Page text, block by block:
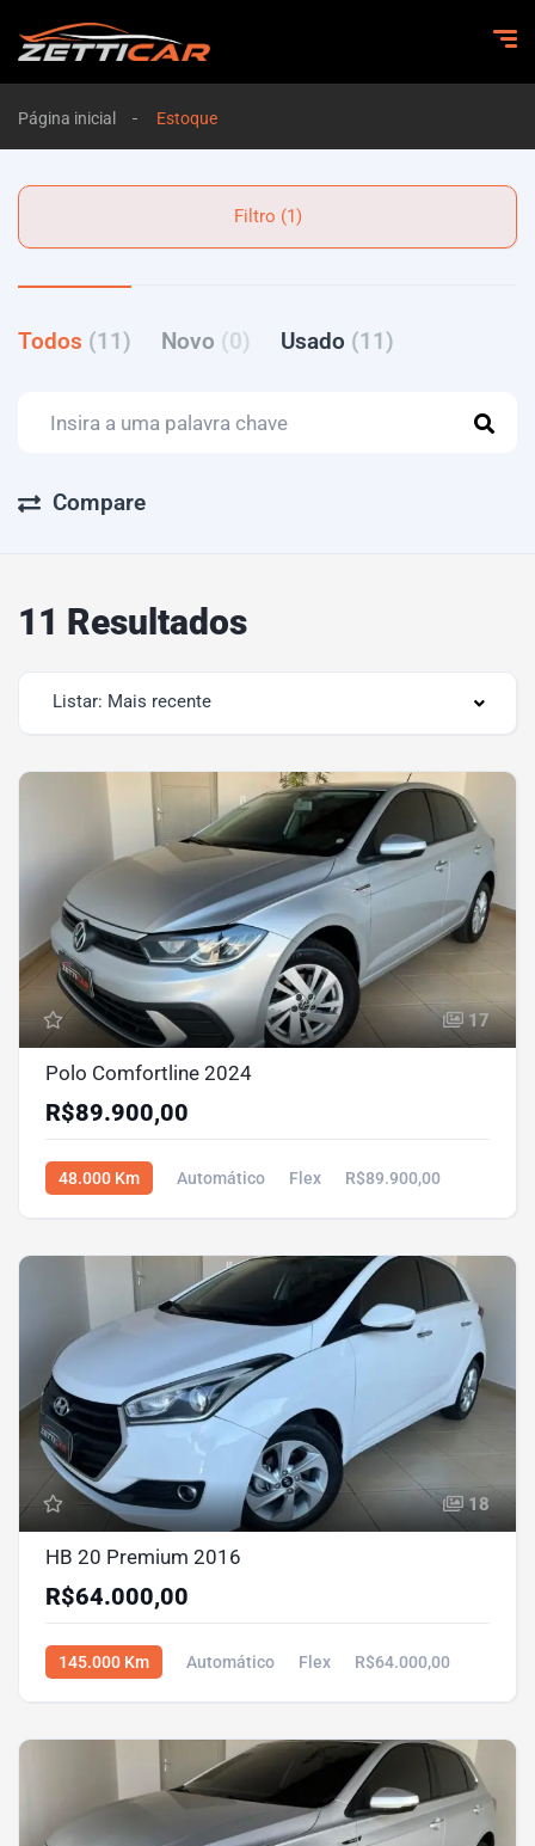
Página inicial Estoque
Filtro (1)
Todos (11) Novo (0) Usado (11)
Compare
11 Resultados
Listar: Mais recente
17
Polo Comfortline 2024
R$89.900,00
48.000 Km Automático Flex R$89.900,00
18
HB 20 Premium 2016
R$64.000,00
145.000 Km Automático Flex R$64.000,00